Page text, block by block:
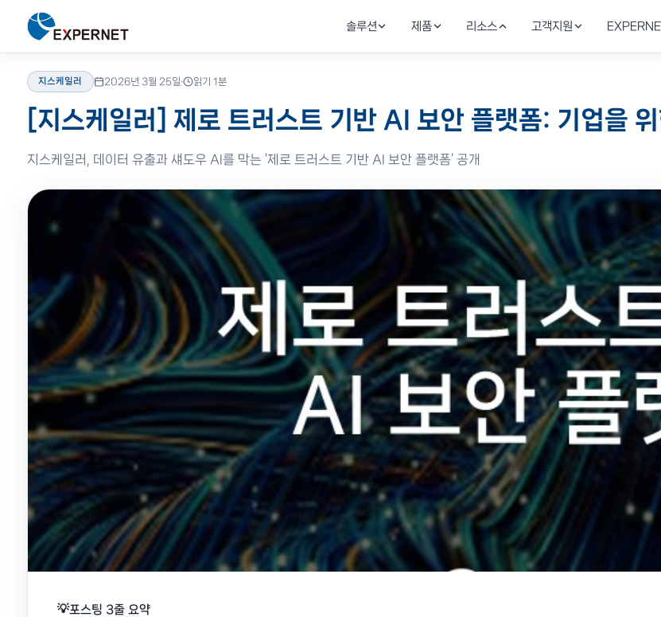
솔루션
솔루션
비즈니스 문제를
기술로 해결합니다
전 영역 통합 솔루션.
Zscaler SSE·ZTNA로 AI·SaaS 접근 통제 Stellar Cyber XDR · Fortinet
데이터 보호 & AI 스토리지
HashiCorp Terraform·Vault로 IaC 구현, FortiSOAR로
보안 이벤트 자동 대응
광/전송 네트워크
Ciena DWDM으로 DC간 초고속
제품
제품
글로벌 파트너
공식 인증 제품
공식 파트너 공급.
Zero Trust SSE·ZTNA·CASB AI XDR·SecOps 자동화
ADC·WAF·애플리케이션 보호
Riverbed
WAN 최적화·가시성
HashiCorp
IaC·시크릿 자동화
Ciena
광전송·DCI 백본
리소스
리소스
기술 자료 &
인사이트
깊이 있는 인사이트를 얻으세요.
데이터시트·기술백서·제안서 보안·인프라 실무 인사이트
영상자료
고객지원
고객지원
기술 교육 &
전문가 문의
기술 지원을 요청하세요.
파트너 제품 전문 교육 과정
FAQ
EXPERNET
20년 IT 솔루션
전문 기업
공인 전문 파트너, 엑스퍼넷.
엑스퍼넷 연혁·비전·미션
인재채용
홈› 리소스› 블로그 ›지스케일러
지스케일러 2026년 3월 25일· 읽기 1분
[지스케일러] 제로 트러스트 기반 AI 보안 플랫폼: 기업을
지스케일러, 데이터 유출과 섀도우 AI를 막는 ‘제로 트러스트 기반 AI 보안 플랫폼’ 공개
💡포스팅 3줄 요약